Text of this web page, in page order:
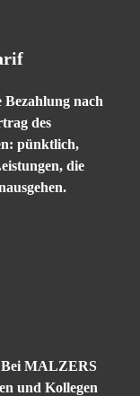
nach
des
pünktlich,
die
Bei MALZERS
und Kollegen